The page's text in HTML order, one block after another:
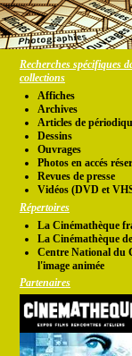
Recherches spécifiques
collections
Affiches
Archives
Articles de
Dessins
Ouvrages
Photos en accés
Revues de presse
Vidéos (DVD et
Répertoires
La Cinémathèque
La Cinémathèque
Centre National du
l'image animée
Partenaires